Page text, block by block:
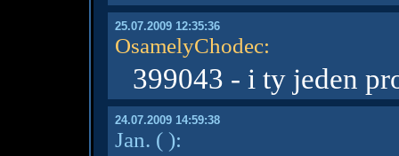
25.07.2009 12:35:36
OsamelyChodec:
399043 - i ty jeden
24.07.2009 14:59:38
Jan. ( ):